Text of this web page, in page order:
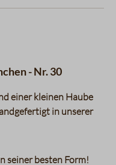
- Nr. 30
einer kleinen Haube
in unserer
seiner besten Form!